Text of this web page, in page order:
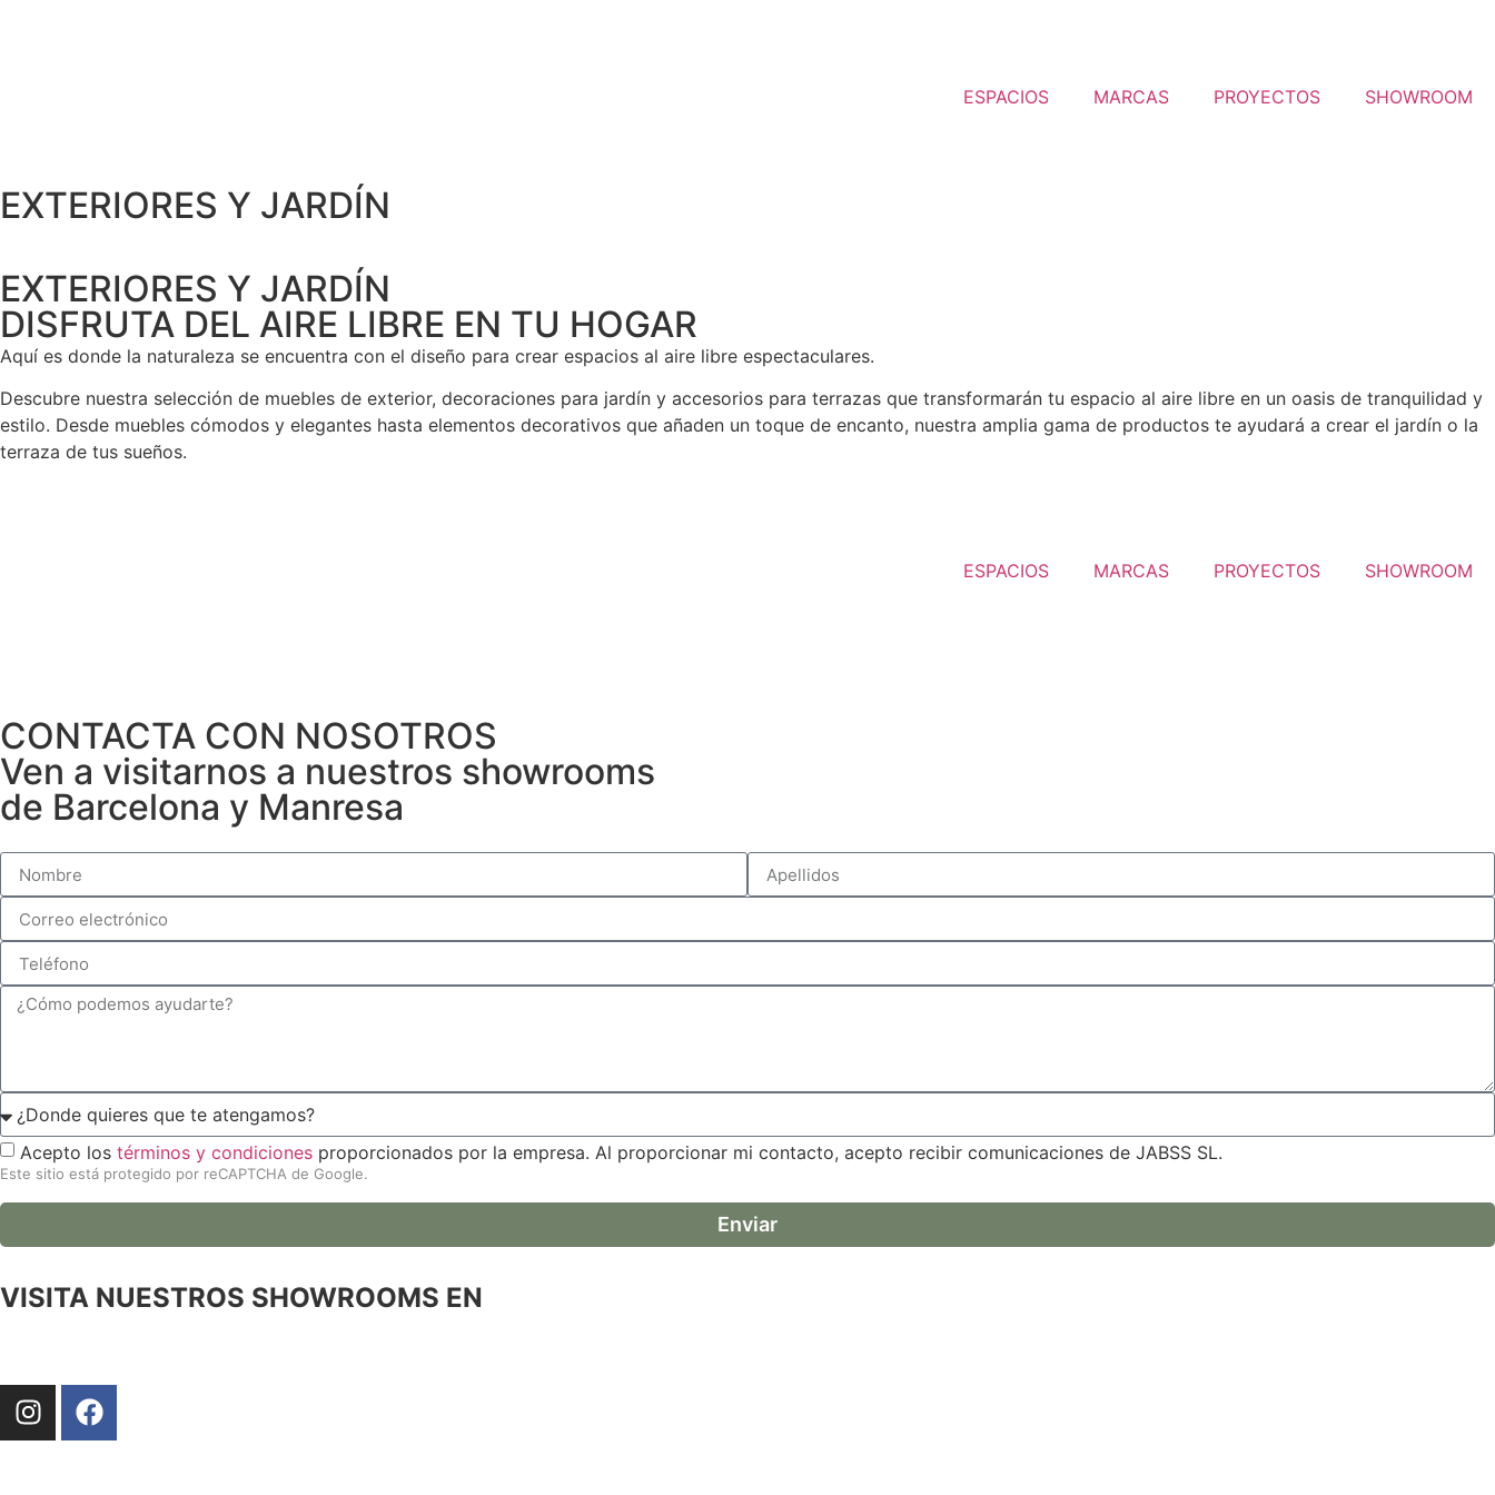
ESPACIOS MARCAS PROYECTOS SHOWROOM
EXTERIORES Y JARDÍN
EXTERIORES Y JARDÍN
DISFRUTA DEL AIRE LIBRE EN TU HOGAR
Aquí es donde la naturaleza se encuentra con el diseño para crear espacios al aire libre espectaculares.
Descubre nuestra selección de muebles de exterior, decoraciones para jardín y accesorios para terrazas que transformarán tu espacio al aire libre en un oasis de tranquilidad y
estilo. Desde muebles cómodos y elegantes hasta elementos decorativos que añaden un toque de encanto, nuestra amplia gama de productos te ayudará a crear el jardín o la
terraza de tus sueños.
CONTACTA CON NOSOTROS
Ven a visitarnos a nuestros showrooms
de Barcelona y Manresa
Acepto los términos y condiciones proporcionados por la empresa. Al proporcionar mi contacto, acepto recibir comunicaciones de JABSS SL.
Este sitio está protegido por reCAPTCHA de Google.
Enviar
VISITA NUESTROS SHOWROOMS EN